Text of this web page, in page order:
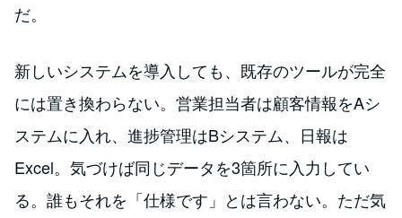
だ。
新しいシステムを導入しても、既存のツールが完全
には置き換わらない。営業担当者は顧客情報をAシ
ステムに入れ、進捗管理はBシステム、日報は
Excel。気づけば同じデータを3箇所に入力してい
る。誰もそれを「仕様です」とは言わない。ただ気